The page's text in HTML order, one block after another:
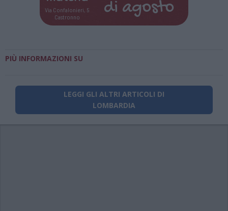
Via Confalonieri, 5
Castronno
di agosto
PIÙ INFORMAZIONI SU
LEGGI GLI ALTRI ARTICOLI DI
LOMBARDIA